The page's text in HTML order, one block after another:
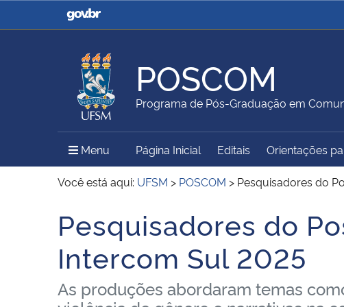
Casa Civil
Ministério da Justiça e
Ministério da Agricultura,
Pecuária e Abastecimento
Ministério da Educação
Ministério do Meio Ambiente Ministério do Turismo
Secretaria de Governo
Gabinete de Segurança
Institucional
POSCOM
Programa de Pós-Graduação em
Menu Menu Principal do Sítio
Página Inicial Editais Orientações
Você está aqui: UFSM > POSCOM > Pesquisadores do
Início do conteúdo
Pesquisadores do
Intercom Sul 2025
As produções abordaram temas